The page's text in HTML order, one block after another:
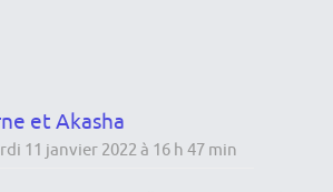
et Akasha
11 janvier 2022 à 16 h 47 min